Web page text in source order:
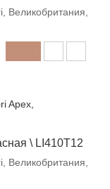
Великобритания,
\ LI410T12
Великобритания,